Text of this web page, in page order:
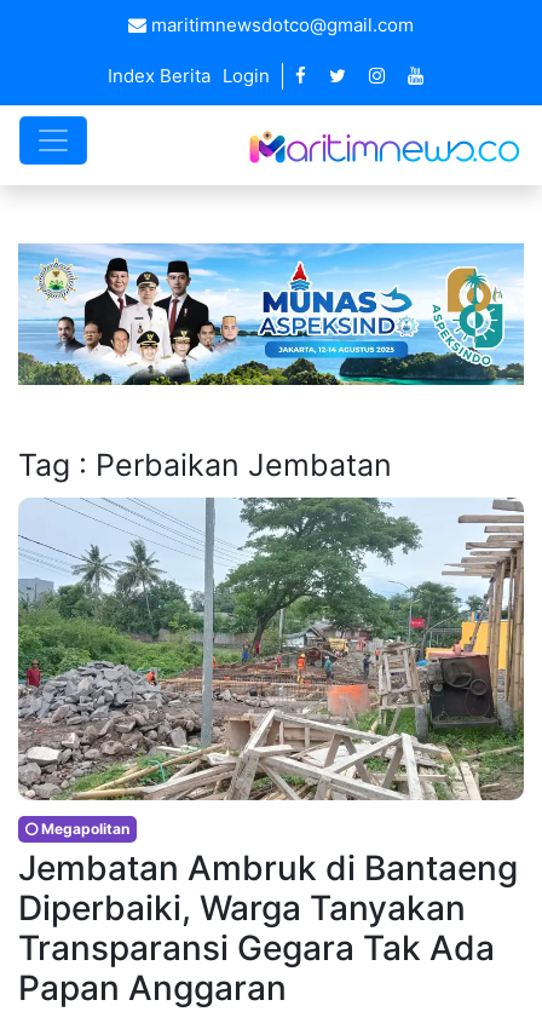
maritimnewsdotco@gmail.com
Index Berita Login
Tag : Perbaikan Jembatan
Megapolitan
Jembatan Ambruk di Bantaeng
Diperbaiki, Warga Tanyakan
Transparansi Gegara Tak Ada
Papan Anggaran